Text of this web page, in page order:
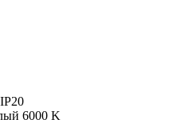
IP20
6000 K